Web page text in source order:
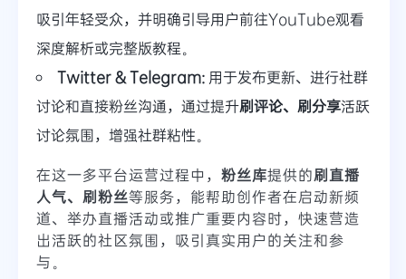
吸引年轻受众，并明确引导用户前往YouTube观看
深度解析或完整版教程。
Twitter & Telegram: 用于发布更新、进行社群
讨论和直接粉丝沟通，通过提升刷评论、刷分享活跃
讨论氛围，增强社群粘性。
在这一多平台运营过程中， 粉丝库提供的刷直播
人气、刷粉丝等服务，能帮助创作者在启动新频
道、举办直播活动或推广重要内容时，快速营造
出活跃的社区氛围，吸引真实用户的关注和参
与。